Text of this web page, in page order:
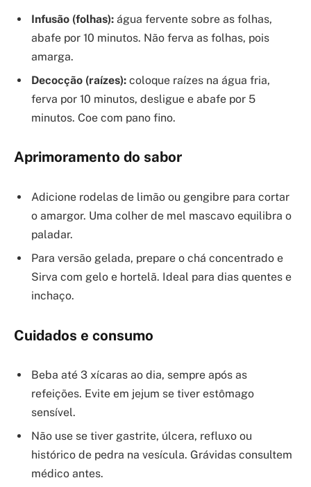
Infusão (folhas): água fervente sobre as folhas,
abafe por 10 minutos. Não ferva as folhas, pois
amarga.
Decocção (raízes): coloque raízes na água fria,
ferva por 10 minutos, desligue e abafe por 5
minutos. Coe com pano fino.
Aprimoramento do sabor
Adicione rodelas de limão ou gengibre para cortar
o amargor. Uma colher de mel mascavo equilibra o
paladar.
Para versão gelada, prepare o chá concentrado e
Sirva com gelo e hortelã. Ideal para dias quentes e
inchaço.
Cuidados e consumo
Beba até 3 xícaras ao dia, sempre após as
refeições. Evite em jejum se tiver estômago
sensível.
Não use se tiver gastrite, úlcera, refluxo ou
histórico de pedra na vesícula. Grávidas consultem
médico antes.